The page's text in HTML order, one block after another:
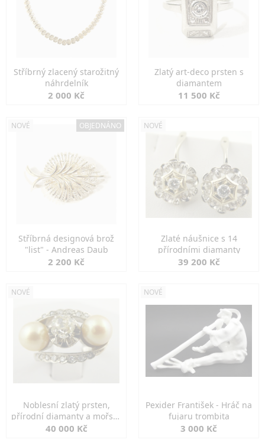
Stříbrný zlacený starožitný
náhrdelník
2 000 Kč
Zlatý art-deco prsten s
diamantem
11 500 Kč
NOVÉ OBJEDNÁNO
Stříbrná designová brož
"list" - Andreas Daub
2 200 Kč
NOVÉ
Zlaté náušnice s 14
přírodními diamanty
39 200 Kč
NOVÉ
Noblesní zlatý prsten,
přírodní diamanty a mořské
perly
40 000 Kč
NOVÉ
Pexider František - Hráč na
fujaru trombita
3 000 Kč